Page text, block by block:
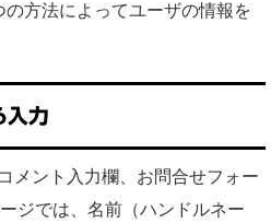
方法によってユーザの情報を
入力
メント入力欄、お問合せフォー
ジでは、名前（ハンドルネー